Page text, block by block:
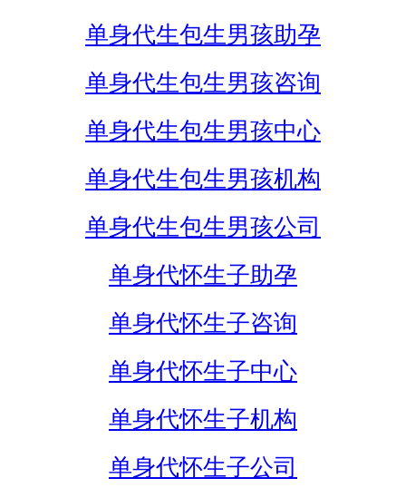
单身代生包生男孩助孕
单身代生包生男孩咨询
单身代生包生男孩中心
单身代生包生男孩机构
单身代生包生男孩公司
单身代怀生子助孕
单身代怀生子咨询
单身代怀生子中心
单身代怀生子机构
单身代怀生子公司